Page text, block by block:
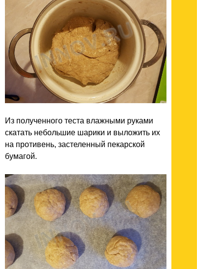
Из полученного теста влажными руками
скатать небольшие шарики и выложить их
на противень, застеленный пекарской
бумагой.